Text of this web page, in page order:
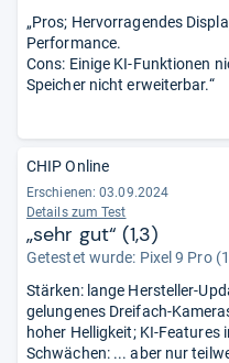
„Pros; Hervorragendes
Performance.
Cons: Einige KI-Funktionen
Speicher nicht erweiterbar.“
CHIP Online
Erschienen: 03.09.2024
Details zum Test
„sehr gut“ (1,3)
Getestet wurde: Pixel 9 Pro
Stärken: lange Hersteller-
gelungenes Dreifach-
hoher Helligkeit; KI-Features
Schwächen: ... aber nur